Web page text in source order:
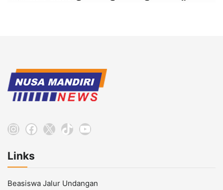
Instagram
Facebook
X TikTokYouTube
Links
Beasiswa Jalur Undangan